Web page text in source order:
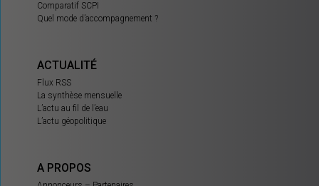
Comparatif SCPI
Quel mode d’accompagnement ?
ACTUALITÉ
Flux RSS
La synthèse mensuelle
L’actu au fil de l’eau
L’actu géopolitique
A PROPOS